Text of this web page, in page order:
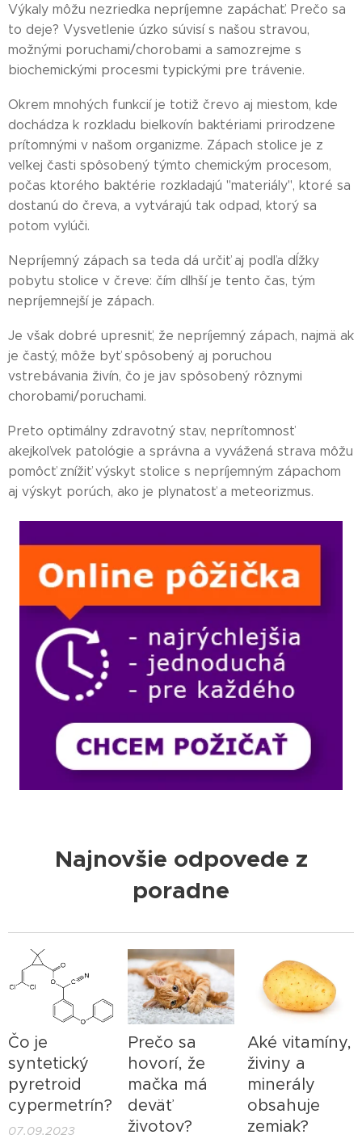
Výkaly môžu nezriedka nepríjemne zapáchať. Prečo sa
to deje? Vysvetlenie úzko súvisí s našou stravou,
možnými poruchami/chorobami a samozrejme s
biochemickými procesmi typickými pre trávenie.
Okrem mnohých funkcií je totiž črevo aj miestom, kde
dochádza k rozkladu bielkovín baktériami prirodzene
prítomnými v našom organizme. Zápach stolice je z
veľkej časti spôsobený týmto chemickým procesom,
počas ktorého baktérie rozkladajú "materiály", ktoré sa
dostanú do čreva, a vytvárajú tak odpad, ktorý sa
potom vylúči.
Nepríjemný zápach sa teda dá určiť aj podľa dĺžky
pobytu stolice v čreve: čím dlhší je tento čas, tým
nepríjemnejší je zápach.
Je však dobré upresniť, že nepríjemný zápach, najmä ak
je častý, môže byť spôsobený aj poruchou
vstrebávania živín, čo je jav spôsobený rôznymi
chorobami/poruchami.
Preto optimálny zdravotný stav, neprítomnosť
akejkoľvek patológie a správna a vyvážená strava môžu
pomôcť znížiť výskyt stolice s nepríjemným zápachom
aj výskyt porúch, ako je plynatosť a meteorizmus.
Najnovšie odpovede z
poradne
Čo je
syntetický
pyretroid
cypermetrín?
07.09.2023
Prečo sa
hovorí, že
mačka má
deväť
životov?
Aké vitamíny,
živiny a
minerály
obsahuje
zemiak?